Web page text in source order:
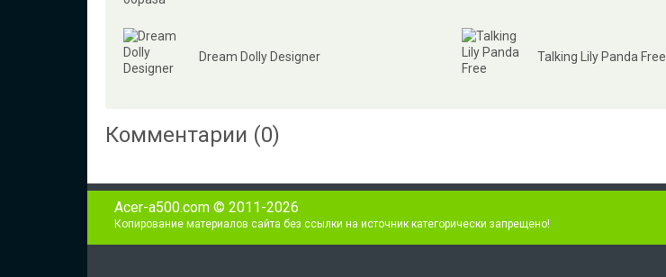
Dream Dolly Designer Talking Lily Panda Free
Комментарии (0)
Acer-a500.com © 2011-2026
Копирование материалов сайта без ссылки на источник категорически запрещено!